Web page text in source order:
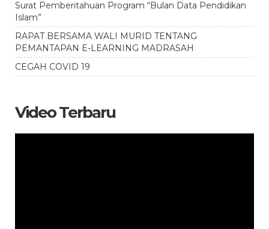
Surat Pemberitahuan Program “Bulan Data Pendidikan
Islam”
RAPAT BERSAMA WALI MURID TENTANG
PEMANTAPAN E-LEARNING MADRASAH
CEGAH COVID 19
Video Terbaru